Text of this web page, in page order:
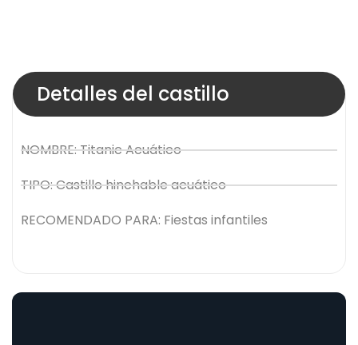
Detalles del castillo
NOMBRE: Titanic Acuático
TIPO: Castillo hinchable acuático
RECOMENDADO PARA: Fiestas infantiles